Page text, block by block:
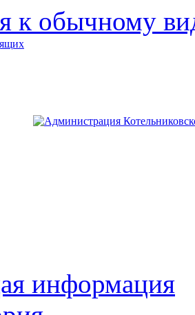
к обычному
информация